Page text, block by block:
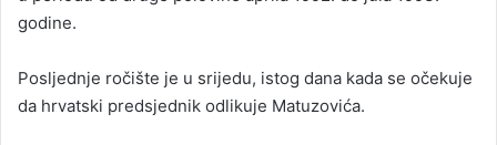
godine.
Posljednje ročište je u srijedu, istog dana kada se očekuje
da hrvatski predsjednik odlikuje Matuzovića.